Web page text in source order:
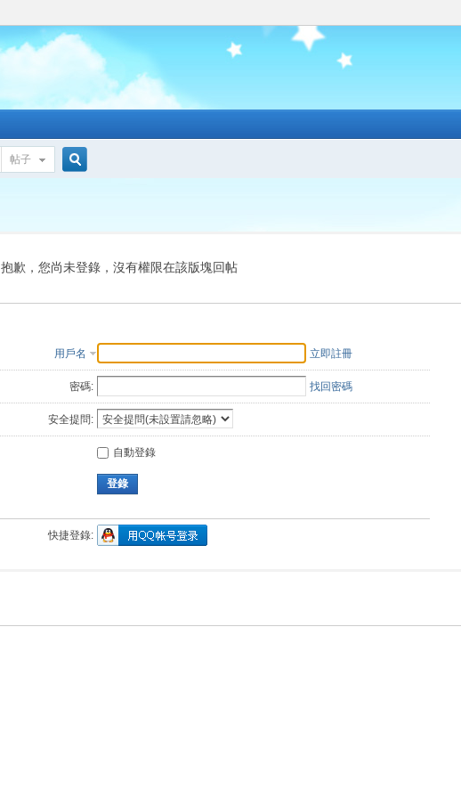
帖子
索
抱歉，您尚未登錄，沒有權限在該版塊回帖
用戶名 立即註冊
密碼: 找回密碼
安全提問:
自動登錄
登錄
快捷登錄: